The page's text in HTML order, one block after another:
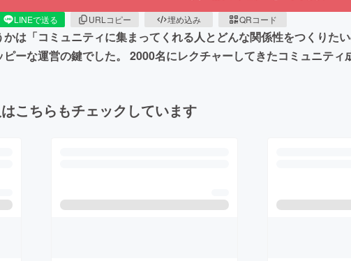
LINEで送る URLコピー 埋め込み QRコード
は「コミュニティに集まってくれる人とどんな関係性をつくりた
ーな運営の鍵でした。 2000名にレクチャーしてきたコミュニティ
こちらもチェックしています